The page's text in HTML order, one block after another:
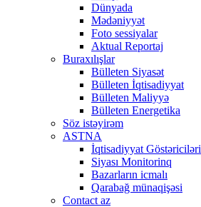
Dünyada
Mədəniyyət
Foto sessiyalar
Aktual Reportaj
Buraxılışlar
Bülleten Siyasət
Bülleten İqtisadiyyat
Bülleten Maliyyə
Bülleten Energetika
Söz istəyirəm
ASTNA
İqtisadiyyat Göstəriciləri
Siyası Monitorinq
Bazarların icmalı
Qarabağ münaqişəsi
Contact az